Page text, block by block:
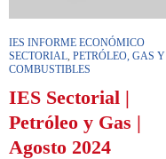
IES INFORME ECONÓMICO
SECTORIAL, PETRÓLEO, GAS Y
COMBUSTIBLES
IES Sectorial |
Petróleo y Gas |
Agosto 2024